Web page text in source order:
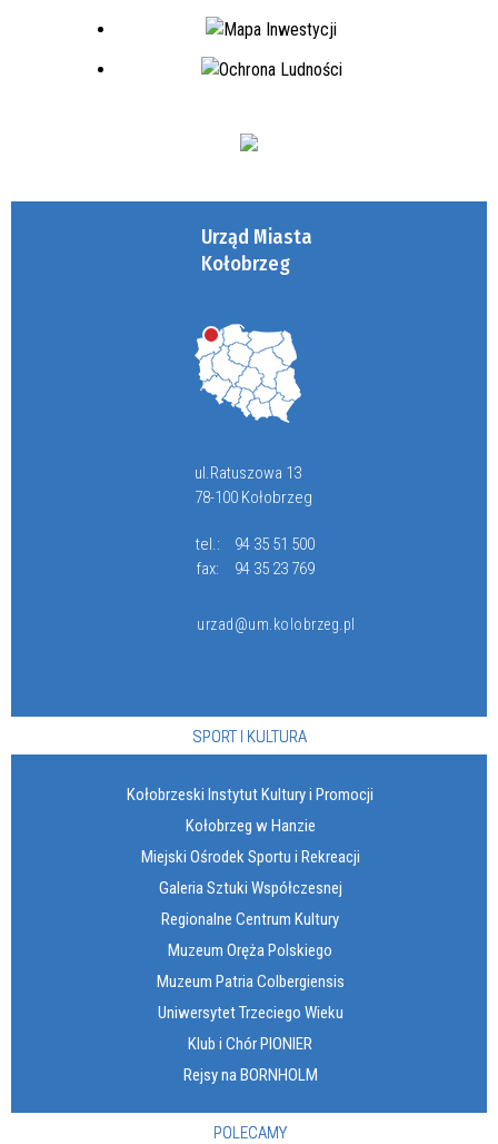
Urząd Miasta
Kołobrzeg
ul.Ratuszowa 13
78-100 Kołobrzeg
tel.:
94 35 51 500
fax:
94 35 23 769
urzad@um.kolobrzeg.pl
SPORT I KULTURA
Kołobrzeski Instytut Kultury i Promocji
Kołobrzeg w Hanzie
Miejski Ośrodek Sportu i Rekreacji
Galeria Sztuki Współczesnej
Regionalne Centrum Kultury
Muzeum Oręża Polskiego
Muzeum Patria Colbergiensis
Uniwersytet Trzeciego Wieku
Klub i Chór PIONIER
Rejsy na BORNHOLM
POLECAMY